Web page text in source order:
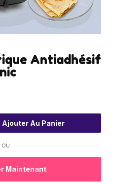
Antiadhésif
Ajouter Au Panier
OU
Maintenant